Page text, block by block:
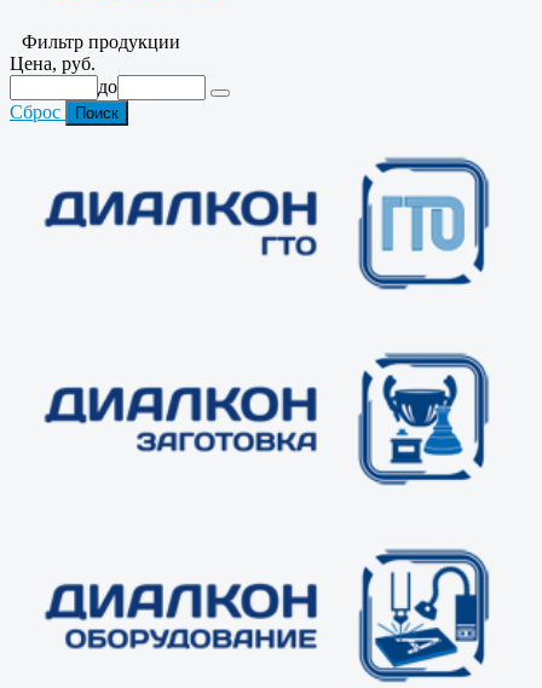
Фильтр продукции
Цена, руб.
до
Сброс